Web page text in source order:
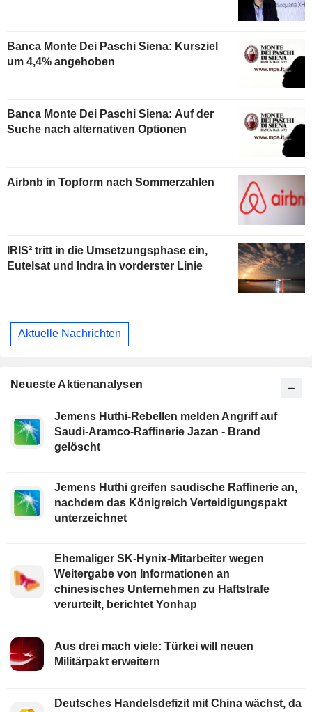
Banca Monte Dei Paschi Siena: Kursziel
um 4,4% angehoben
Banca Monte Dei Paschi Siena: Auf der
Suche nach alternativen Optionen
Airbnb in Topform nach Sommerzahlen
IRIS² tritt in die Umsetzungsphase ein,
Eutelsat und Indra in vorderster Linie
Aktuelle Nachrichten
Neueste Aktienanalysen
Jemens Huthi-Rebellen melden Angriff auf
Saudi-Aramco-Raffinerie Jazan - Brand
gelöscht
Jemens Huthi greifen saudische Raffinerie an,
nachdem das Königreich Verteidigungspakt
unterzeichnet
Ehemaliger SK-Hynix-Mitarbeiter wegen
Weitergabe von Informationen an
chinesisches Unternehmen zu Haftstrafe
verurteilt, berichtet Yonhap
Aus drei mach viele: Türkei will neuen
Militärpakt erweitern
Deutsches Handelsdefizit mit China wächst, da